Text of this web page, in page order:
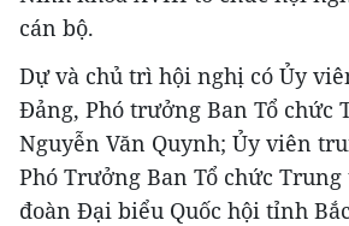
cán bộ.
Dự và chủ trì hội nghị có Ủy
Đảng, Phó trưởng Ban Tổ chức
Nguyễn Văn Quynh; Ủy viên
Phó Trưởng Ban Tổ chức
đoàn Đại biểu Quốc hội tỉnh